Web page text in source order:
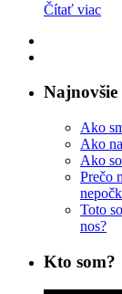
Čítať viac
Ako
Ako
Ako
Prečo
Toto
nos?
Kto som?